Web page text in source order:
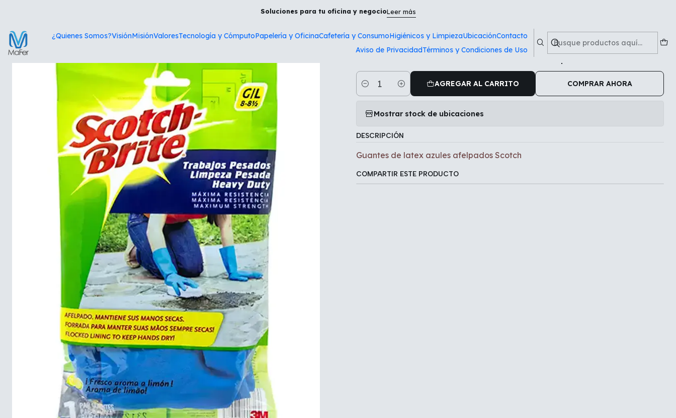
¿Quienes Somos?VisiónMisiónValoresTecnología y CómputoPapelería y OficinaCafetería y ConsumoHigiénicos y LimpiezaUbicaciónContacto
Aviso de PrivacidadTérminos y Condiciones de Uso
Soluciones para tu oficina y negocioLeer más
Higiénicos y Limpieza Guantes de latex azules afelpados Scotch
Guantes de latex azules afelpados Scotch
Cantidad
AGREGAR AL CARRITO COMPRAR AHORA
Mostrar stock de ubicaciones
DESCRIPCIÓN
Guantes de latex azules afelpados Scotch
COMPARTIR ESTE PRODUCTO